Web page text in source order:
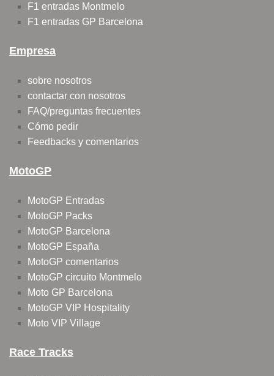
F1 entradas Montmelo
F1 entradas GP Barcelona
Empresa
sobre nosotros
contactar con nosotros
FAQ/preguntas frecuentes
Cómo pedir
Feedbacks y comentarios
MotoGP
MotoGP Entradas
MotoGP Packs
MotoGP Barcelona
MotoGP España
MotoGP comentarios
MotoGP circuito Montmelo
Moto GP Barcelona
MotoGP VIP Hospitality
Moto VIP Village
Race Tracks